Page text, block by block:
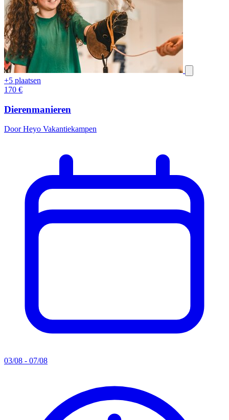
+5 plaatsen
170 €
Dierenmanieren
Door Heyo Vakantiekampen
03/08 - 07/08